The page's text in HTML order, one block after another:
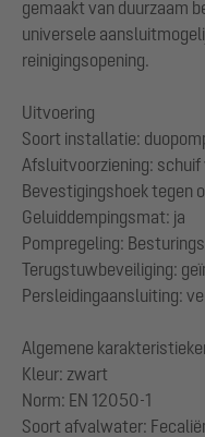
gemaakt van duurzaam
universele
reinigingsopening.
Uitvoering
Soort installatie:
Afsluitvoorziening: schuif
Bevestigingshoek tegen
Geluiddempingsmat: ja
Pompregeling:
Terugstuwbeveiliging:
Persleidingaansluiting:
Algemene
Kleur: zwart
Norm: EN 12050-1
Soort afvalwater: